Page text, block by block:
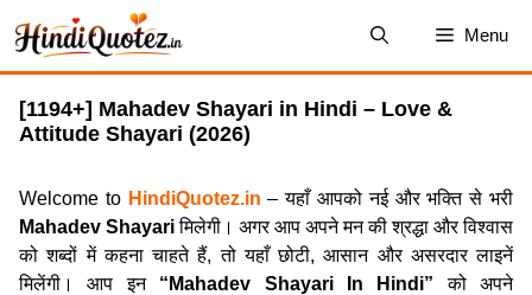
content
Menu
[1194+] Mahadev Shayari in Hindi – Love &
Attitude Shayari (2026)
Welcome to HindiQuotez.in – यहाँ आपको नई और भक्ति से भरी
Mahadev Shayariमिलेगी। अगर आप अपने मन की श्रद्धा और विश्वास
को शब्दों में कहना चाहते हैं, तो यहाँ छोटी, आसान और असरदार लाइनें
मिलेंगी। आप इन “Mahadev Shayari In Hindi” को अपने